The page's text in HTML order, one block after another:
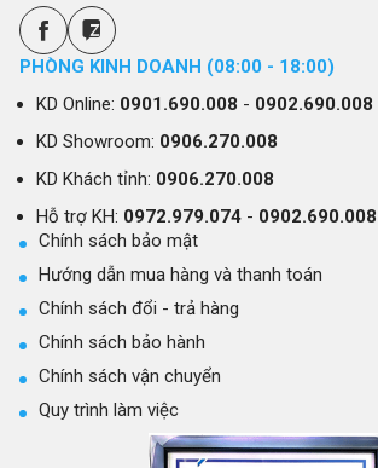
PHÒNG KINH DOANH (08:00 - 18:00)
KD Online: 0901.690.008 - 0902.690.008
KD Showroom: 0906.270.008
KD Khách tỉnh: 0906.270.008
Hỗ trợ KH: 0972.979.074- 0902.690.008
Chính sách bảo mật
Hướng dẫn mua hàng và thanh toán
Chính sách đổi - trả hàng
Chính sách bảo hành
Chính sách vận chuyển
Quy trình làm việc